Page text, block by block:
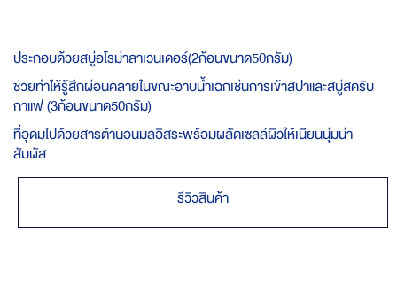
ประกอบด้วยสบู่อโรม่าลาเวนเดอร์(2ก้อนขนาด50กรัม)
ช่วยทำให้รู้สึกผ่อนคลายในขณะอาบน้ำเฉกเช่นการเข้าสปาและสบู่สครับ
กาแฟ (3ก้อนขนาด50กรัม)
ที่อุดมไปด้วยสารต้านอนมลอิสระพร้อมผลัดเซลล์ผิวให้เนียนนุ่มน่า
สัมผัส
รีวิวสินค้า